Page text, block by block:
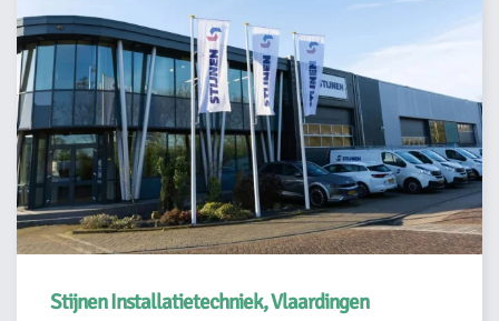
Stijnen Installatietechniek, Vlaardingen